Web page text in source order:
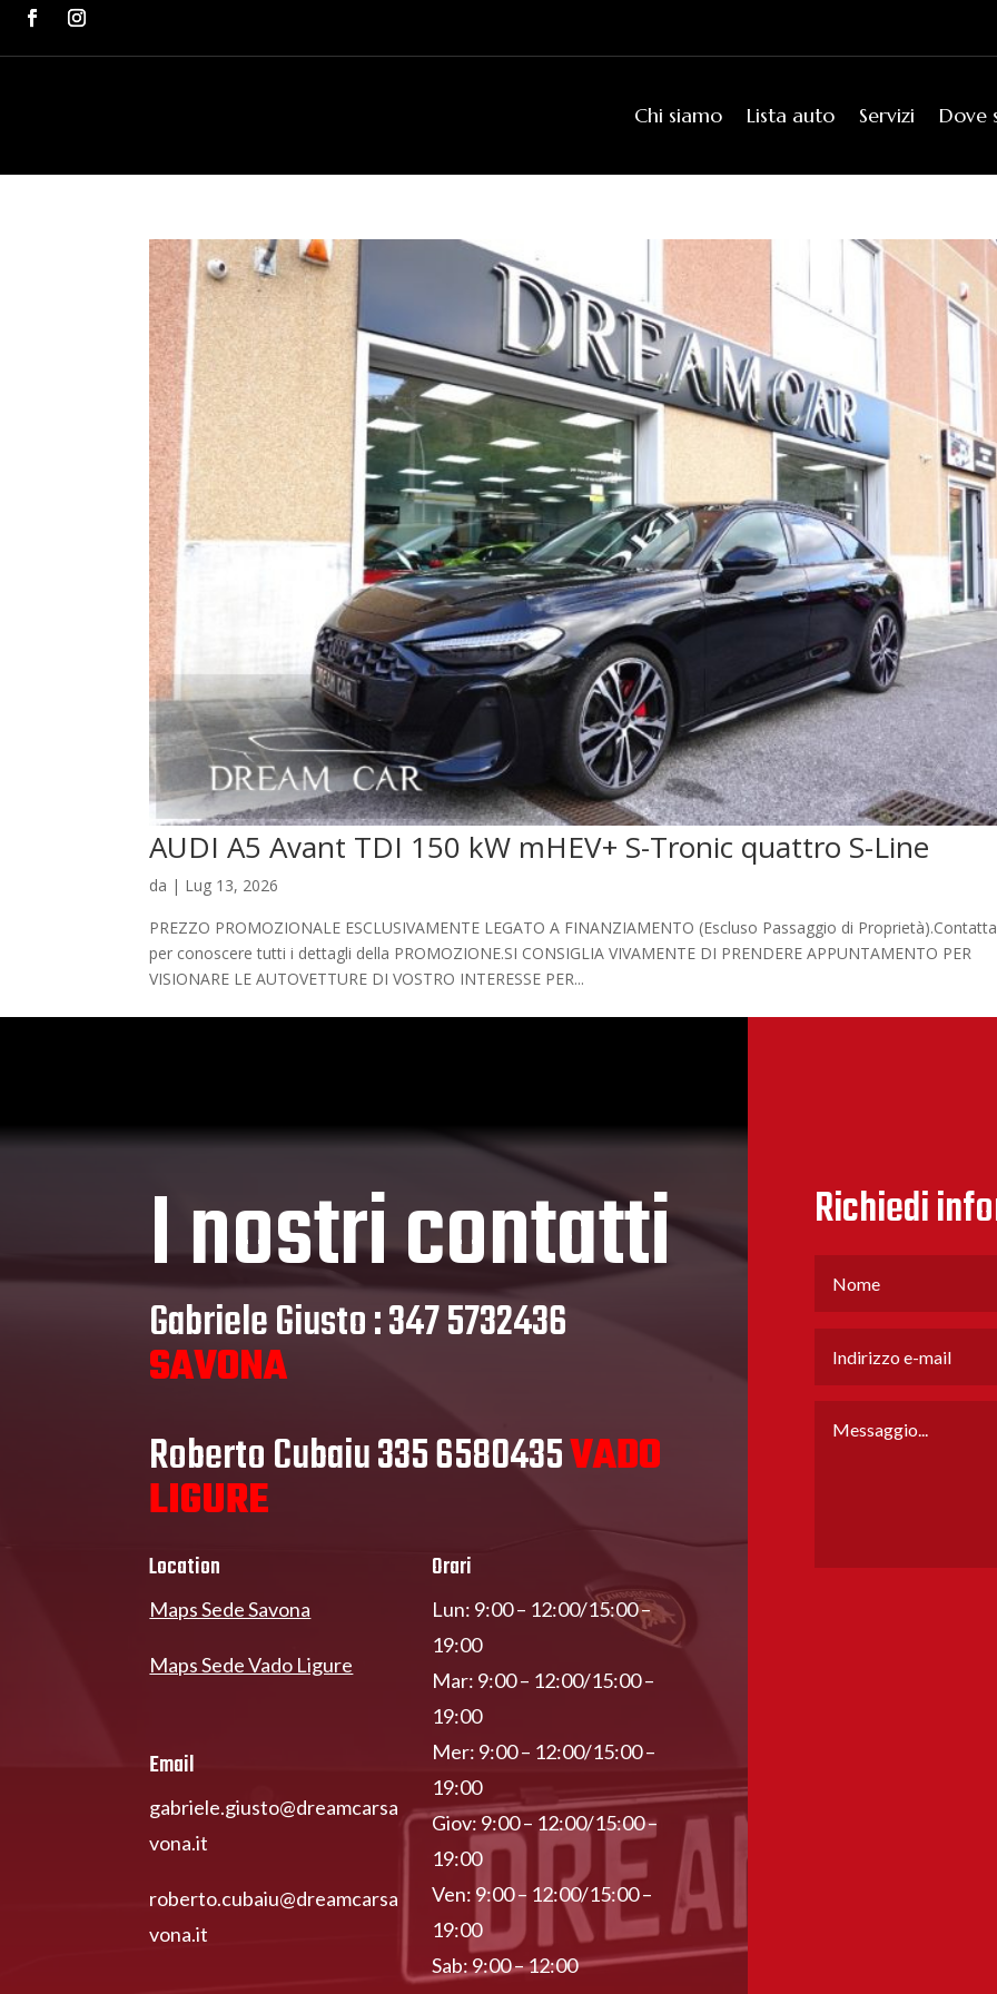
Chi siamo Lista auto Servizi Dove
AUDI A5 Avant TDI 150 kW mHEV+ S-Tronic quattro S-Line
da | Lug 13, 2026
PREZZO PROMOZIONALE ESCLUSIVAMENTE LEGATO A FINANZIAMENTO (Escluso Passaggio di
per conoscere tutti i dettagli della PROMOZIONE.SI CONSIGLIA VIVAMENTE DI PRENDERE APPUNTAMENTO PER
VISIONARE LE AUTOVETTURE DI VOSTRO INTERESSE PER...
I nostri contatti
Gabriele Giusto : 347 5732436
SAVONA
Roberto Cubaiu 335 6580435VADO
LIGURE
Location
Maps Sede Savona
Maps Sede Vado Ligure
Email
gabriele.giusto@dreamcarsa
vona.it
roberto.cubaiu@dreamcarsa
vona.it
Orari
Lun: 9:00 – 12:00/15:00 –
19:00
Mar: 9:00 – 12:00/15:00 –
19:00
Mer: 9:00 – 12:00/15:00 –
19:00
Giov: 9:00 – 12:00/15:00 –
19:00
Ven: 9:00 – 12:00/15:00 –
19:00
Sab: 9:00 – 12:00
Richiedi